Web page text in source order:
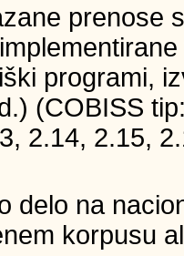
prenose
programi,
(COBISS
2.14, 2.15,
delo na
korpusu